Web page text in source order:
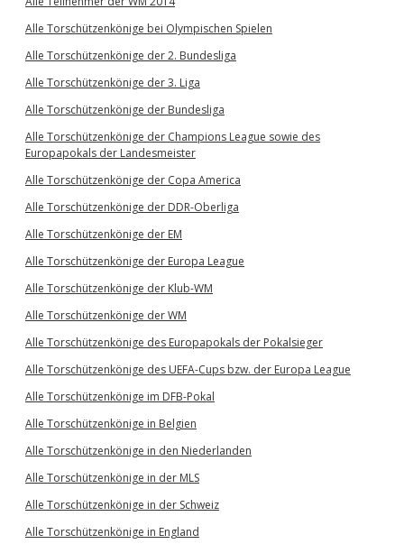
Alle Torschützenkönige bei Olympischen Spielen
Alle Torschützenkönige der 2. Bundesliga
Alle Torschützenkönige der 3. Liga
Alle Torschützenkönige der Bundesliga
Alle Torschützenkönige der Champions League sowie des
Europapokals der Landesmeister
Alle Torschützenkönige der Copa America
Alle Torschützenkönige der DDR-Oberliga
Alle Torschützenkönige der EM
Alle Torschützenkönige der Europa League
Alle Torschützenkönige der Klub-WM
Alle Torschützenkönige der WM
Alle Torschützenkönige des Europapokals der Pokalsieger
Alle Torschützenkönige des UEFA-Cups bzw. der Europa League
Alle Torschützenkönige im DFB-Pokal
Alle Torschützenkönige in Belgien
Alle Torschützenkönige in den Niederlanden
Alle Torschützenkönige in der MLS
Alle Torschützenkönige in der Schweiz
Alle Torschützenkönige in England